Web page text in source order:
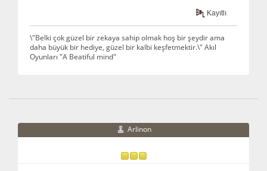
Kayıtlı
\"Belki çok güzel bir zekaya sahip olmak hoş bir şeydir ama
daha büyük bir hediye, güzel bir kalbi keşfetmektir.\" Akıl
Oyunları "A Beatiful mind"
Arlinon